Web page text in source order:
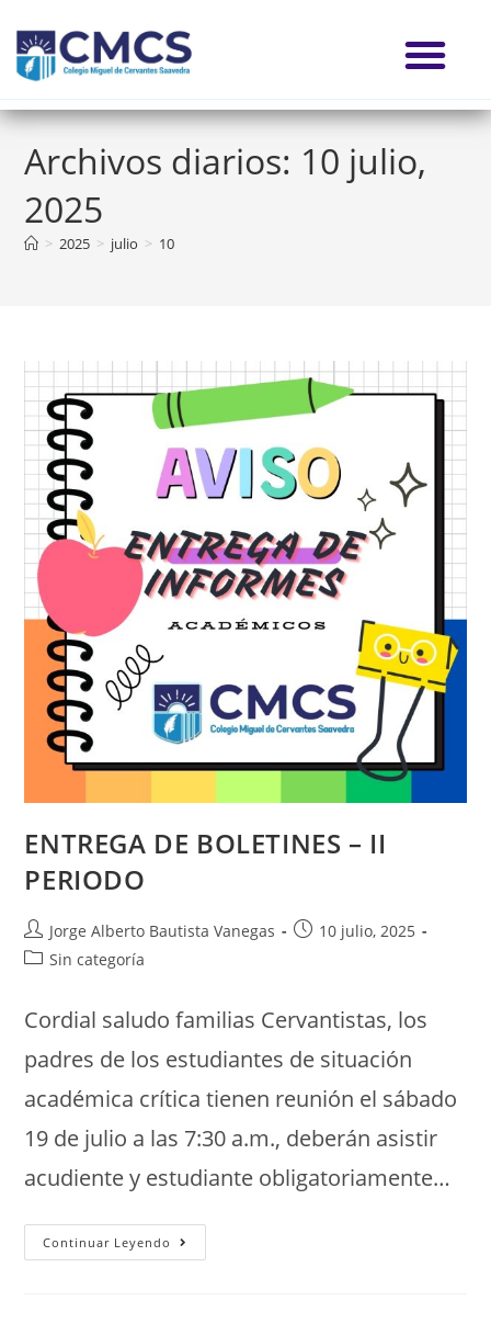
Archivos diarios: 10 julio,
2025
> 2025 > julio > 10
ENTREGA DE BOLETINES – II
PERIODO
Jorge Alberto Bautista Vanegas
10 julio, 2025
Sin categoría
Cordial saludo familias Cervantistas, los
padres de los estudiantes de situación
académica crítica tienen reunión el sábado
19 de julio a las 7:30 a.m., deberán asistir
acudiente y estudiante obligatoriamente…
Continuar Leyendo